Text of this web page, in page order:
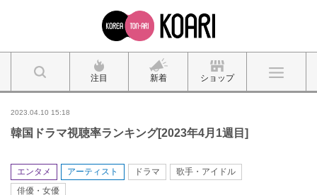
注目 新着 ショップ
2023.04.10 15:18
韓国ドラマ視聴率ランキング[2023年4月1週目]
エンタメ アーティスト ドラマ
歌手・アイドル
俳優・女優